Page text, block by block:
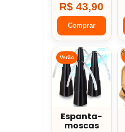
R$ 43,90
Comprar
Verão
Espanta-
moscas